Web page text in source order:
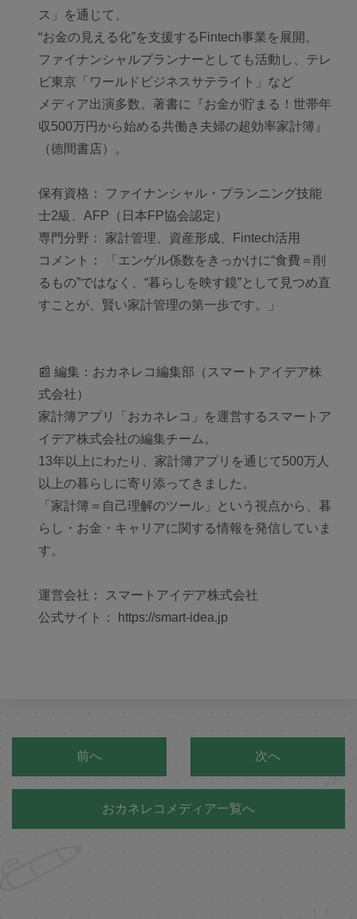
ス」を通じて、
“お金の見える化”を支援するFintech事業を展開。
ファイナンシャルプランナーとしても活動し、テレ
ビ東京「ワールドビジネスサテライト」など
メディア出演多数。著書に『お金が貯まる！世帯年
収500万円から始める共働き夫婦の超効率家計簿』
（徳間書店）。
保有資格： ファイナンシャル・プランニング技能
士2級、AFP（日本FP協会認定）
専門分野： 家計管理、資産形成、Fintech活用
コメント： 「エンゲル係数をきっかけに“食費＝削
るもの”ではなく、“暮らしを映す鏡”として見つめ直
すことが、賢い家計管理の第一歩です。」
📰 編集：おカネレコ編集部（スマートアイデア株
式会社）
家計簿アプリ「おカネレコ」を運営するスマートア
イデア株式会社の編集チーム。
13年以上にわたり、家計簿アプリを通じて500万人
以上の暮らしに寄り添ってきました。
「家計簿＝自己理解のツール」という視点から、暮
らし・お金・キャリアに関する情報を発信していま
す。
運営会社： スマートアイデア株式会社
公式サイト： https://smart-idea.jp
前へ 次へ
おカネレコメディア一覧へ